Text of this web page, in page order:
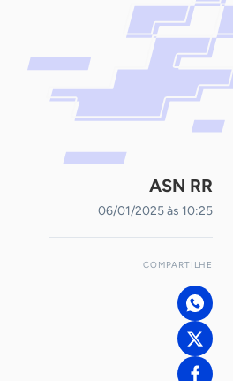
ASN RR
06/01/2025 às 10:25
COMPARTILHE